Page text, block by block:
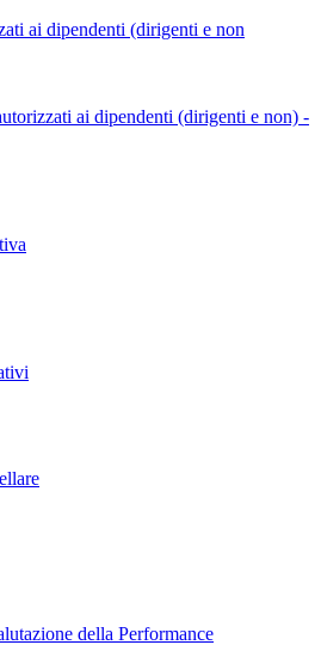
ai dipendenti (dirigenti e non
ai dipendenti (dirigenti e non) -
della Performance